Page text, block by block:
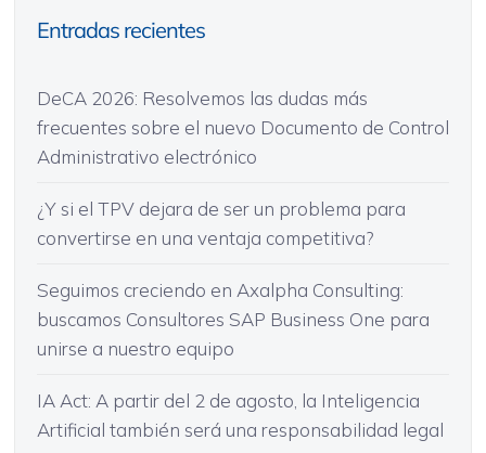
Entradas recientes
DeCA 2026: Resolvemos las dudas más
frecuentes sobre el nuevo Documento de Control
Administrativo electrónico
¿Y si el TPV dejara de ser un problema para
convertirse en una ventaja competitiva?
Seguimos creciendo en Axalpha Consulting:
buscamos Consultores SAP Business One para
unirse a nuestro equipo
IA Act: A partir del 2 de agosto, la Inteligencia
Artificial también será una responsabilidad legal